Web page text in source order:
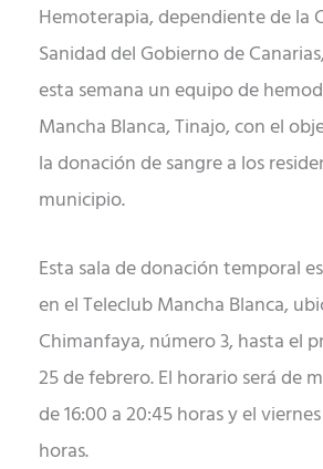
Hemoterapia, dependiente de la
Sanidad del Gobierno de
esta semana un equipo de
Mancha Blanca, Tinajo, con el
la donación de sangre a los
municipio.
Esta sala de donación temporal
en el Teleclub Mancha Blanca,
Chimanfaya, número 3, hasta el
25 de febrero. El horario será de
de 16:00 a 20:45 horas y el
horas.